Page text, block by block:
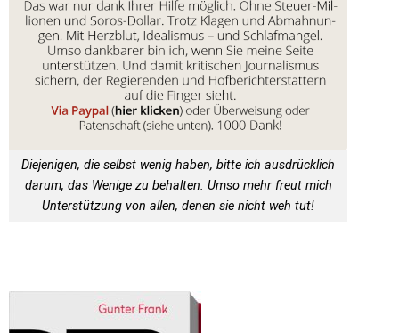
Diejenigen, die selbst wenig haben, bitte ich ausdrücklich
darum, das Wenige zu behalten. Umso mehr freut mich
Unterstützung von allen, denen sie nicht weh tut!